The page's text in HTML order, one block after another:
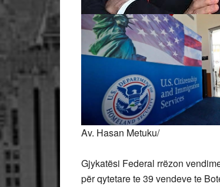
Av. Hasan Metuku/
Gjykatësi Federal rrëzon
për qytetare te 39 vendeve te